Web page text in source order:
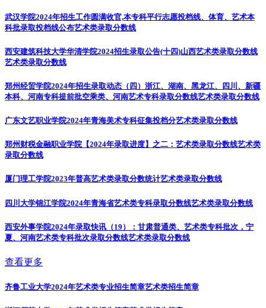
武汉学院2024年招生工作圆满收官,本专科平行志愿投档线、体育、艺术本
科批录取投档线公布艺术类录取分数线
西安建筑科技大学华清学院2024招生录取公告(十四)山西艺术类录取分数线
艺术类录取分数线
郑州经贸学院2024年招生录取动态（四）浙江、湖南、黑龙江、四川、新疆
本科、河南专科提前批空乘类、河南艺术专科录取分数线艺术类录取分数线
广东文艺职业学院2024年青海美术专科征集投档分艺术类录取分数线
郑州财税金融职业学院【2024年录取进度】之二：艺术类录取分数线艺术类
录取分数线
厦门理工学院2023年普高艺术类录取分数统计艺术类录取分数线
四川大学锦江学院2024年青海省艺术类专科录取分数线艺术类录取分数线
西安外事学院2024年录取快讯（19）：甘肃普通类、艺术类专科批次，宁
夏、河南艺术类专科批次录取分数线艺术类录取分数线
查看更多
齐鲁工业大学2024年艺术类专业招生简章艺术类招生简章